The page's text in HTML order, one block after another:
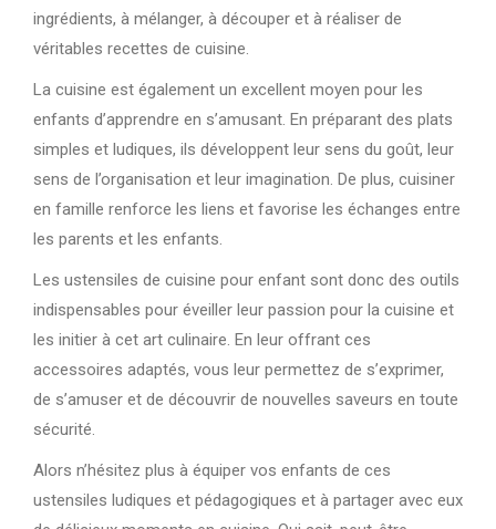
ingrédients, à mélanger, à découper et à réaliser de
véritables recettes de cuisine.
La cuisine est également un excellent moyen pour les
enfants d’apprendre en s’amusant. En préparant des plats
simples et ludiques, ils développent leur sens du goût, leur
sens de l’organisation et leur imagination. De plus, cuisiner
en famille renforce les liens et favorise les échanges entre
les parents et les enfants.
Les ustensiles de cuisine pour enfant sont donc des outils
indispensables pour éveiller leur passion pour la cuisine et
les initier à cet art culinaire. En leur offrant ces
accessoires adaptés, vous leur permettez de s’exprimer,
de s’amuser et de découvrir de nouvelles saveurs en toute
sécurité.
Alors n’hésitez plus à équiper vos enfants de ces
ustensiles ludiques et pédagogiques et à partager avec eux